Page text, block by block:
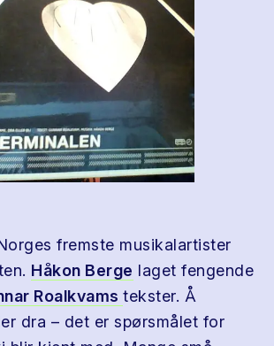
fremste musikalartister
Håkon Berge laget fengende
Roalkvams tekster. Å
dra – det er spørsmålet for